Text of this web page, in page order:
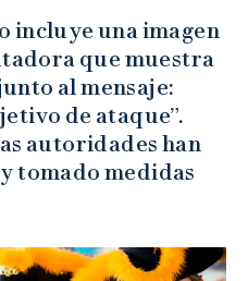
incluye una imagen
que muestra
al mensaje:
de ataque”.
autoridades han
tomado medidas